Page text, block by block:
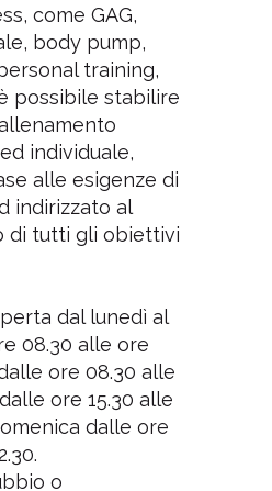
come GAG,
body pump,
training,
possibile stabilire
individuale,
alle esigenze di
indirizzato al
di tutti gli obiettivi
dal lunedì al
08.30 alle ore
ore 08.30 alle
ore 15.30 alle
dalle ore
o